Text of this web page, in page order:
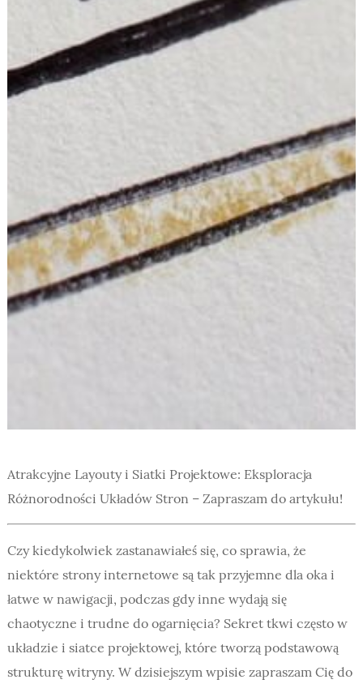
Atrakcyjne Layouty i Siatki Projektowe: Eksploracja
Różnorodności Układów Stron – Zapraszam do artykułu!
Czy kiedykolwiek zastanawiałeś się, co sprawia, że
niektóre strony internetowe są tak przyjemne dla oka i
łatwe w nawigacji, podczas gdy inne wydają się
chaotyczne i trudne do ogarnięcia? Sekret tkwi często w
układzie i siatce projektowej, które tworzą podstawową
strukturę witryny. W dzisiejszym wpisie zapraszam Cię do